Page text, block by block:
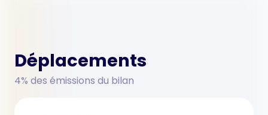
Déplacements
4% des émissions du bilan